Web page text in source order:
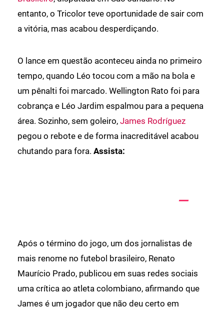
entanto, o Tricolor teve oportunidade de sair com
a vitória, mas acabou desperdiçando.
O lance em questão aconteceu ainda no primeiro
tempo, quando Léo tocou com a mão na bola e
um pênalti foi marcado. Wellington Rato foi para
cobrança e Léo Jardim espalmou para a pequena
área. Sozinho, sem goleiro, James Rodríguez
pegou o rebote e de forma inacreditável acabou
chutando para fora. Assista:
Após o término do jogo, um dos jornalistas de
mais renome no futebol brasileiro, Renato
Maurício Prado, publicou em suas redes sociais
uma crítica ao atleta colombiano, afirmando que
James é um jogador que não deu certo em